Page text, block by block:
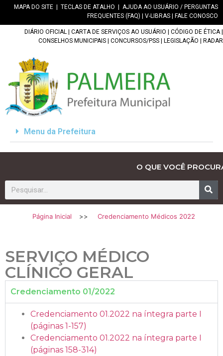
MAPA DO SITE TECLAS DE ATALHO
AJUDA AO USUÁRIO / PERGUNTAS
FREQUENTES (FAQ)
V-LIBRAS FALE CONOSCO
DIÁRIO OFICIAL CARTA DE SERVIÇOS AO USUÁRIO CÓDIGO DE ÉTICA|
CONSELHOS MUNICIPAIS
CONCURSOS/PSS LEGISLAÇÃO RADAR
Menu da Prefeitura
O QUE VOCÊ
Página Inicial >> Credenciamento Médicos 2022
SERVIÇO MÉDICO
CLÍNICO GERAL
Credenciamento 01/2022
Credenciamento 01.2022 na íntegra parte I
(páginas 1-157)
Credenciamento 01.2022 na íntegra parte I
(páginas 158-314)